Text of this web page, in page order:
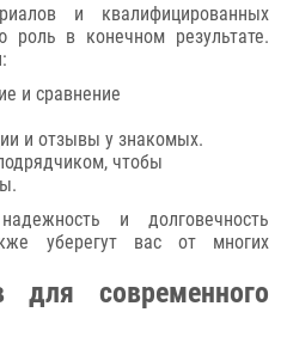
и квалифицированных
роль в конечном результате.
и сравнение
и отзывы у знакомых.
чтобы
и долговечность
уберегут вас от многих
для современного